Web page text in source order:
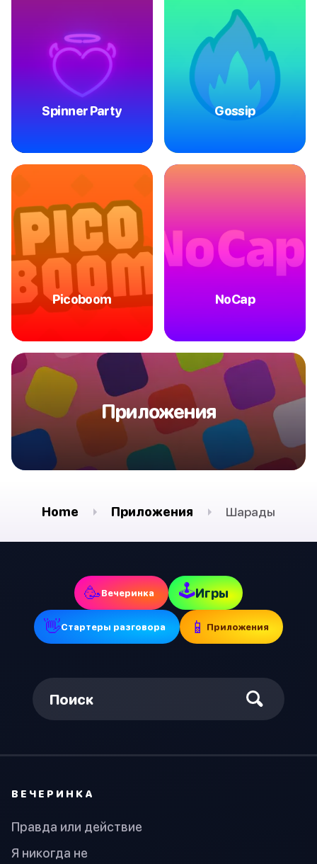
Spinner Party Gossip
Picoboom NoCap
Приложения
Home Приложения Шарады
🥳Вечеринка 🕹Игры
👋Стартеры разговора 📱 Приложения
Поиск
ВЕЧЕРИНКА
Правда или действие
Я никогда не